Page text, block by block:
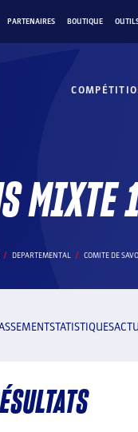
PARTENAIRES BOUTIQUE
MIXTE
DEPARTEMENTAL COMITE DE
STATISTIQUES